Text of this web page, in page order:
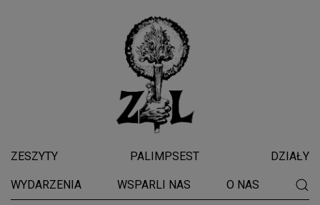
ZESZYTY PALIMPSEST DZIAŁY
WYDARZENIA WSPARLI NAS O NAS